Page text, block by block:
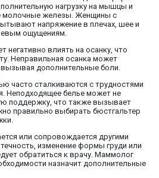
нагрузку на мышцы и
молочные железы. Женщины с
напряжение в плечах, шее и
ощущениям.
негативно влиять на осанку, что
Неправильная осанка может
дополнительные боли.
часто сталкиваются с трудностями
Неподходящее белье может не
поддержку, что также вызывает
правильно выбирать бюстгальтер
или сопровождается другими
изменение формы груди или
обратиться к врачу. Маммолог
назначит дополнительные